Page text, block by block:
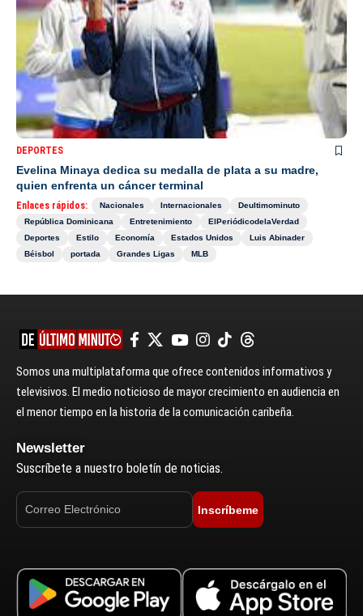
DEPORTES
Evelina Minaya dedica su medalla de plata a su madre,
quien enfrenta un cáncer terminal
Enlaces rápidos: Nacionales Internacionales
Deultimominuto
República Dominicana
Entretenimiento
ElPeriódicodelaVerdad
Deportes
Estilo Economía Estados Unidos
Luis Abinader
Béisbol
portada Grandes Ligas MLB
Somos una multiplataforma que ofrece contenidos informativos y
televisivos. El medio noticioso de mayor crecimiento en audiencia en
el menor tiempo en la historia de la comunicación caribeña.
Newsletter
Suscríbete a nuestro boletín de noticias.
Inscríbeme